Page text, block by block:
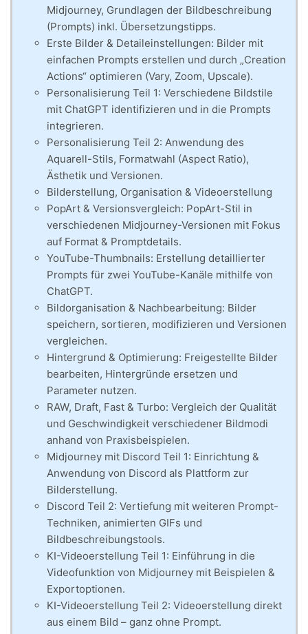
Midjourney, Grundlagen der Bildbeschreibung
(Prompts) inkl. Übersetzungstipps.
Erste Bilder & Detaileinstellungen: Bilder mit
einfachen Prompts erstellen und durch „Creation
Actions“ optimieren (Vary, Zoom, Upscale).
Personalisierung Teil 1: Verschiedene Bildstile
mit ChatGPT identifizieren und in die Prompts
integrieren.
Personalisierung Teil 2: Anwendung des
Aquarell-Stils, Formatwahl (Aspect Ratio),
Ästhetik und Versionen.
Bilderstellung, Organisation & Videoerstellung
PopArt & Versionsvergleich: PopArt-Stil in
verschiedenen Midjourney-Versionen mit Fokus
auf Format & Promptdetails.
YouTube-Thumbnails: Erstellung detaillierter
Prompts für zwei YouTube-Kanäle mithilfe von
ChatGPT.
Bildorganisation & Nachbearbeitung: Bilder
speichern, sortieren, modifizieren und Versionen
vergleichen.
Hintergrund & Optimierung: Freigestellte Bilder
bearbeiten, Hintergründe ersetzen und
Parameter nutzen.
RAW, Draft, Fast & Turbo: Vergleich der Qualität
und Geschwindigkeit verschiedener Bildmodi
anhand von Praxisbeispielen.
Midjourney mit Discord Teil 1: Einrichtung &
Anwendung von Discord als Plattform zur
Bilderstellung.
Discord Teil 2: Vertiefung mit weiteren Prompt-
Techniken, animierten GIFs und
Bildbeschreibungstools.
KI-Videoerstellung Teil 1: Einführung in die
Videofunktion von Midjourney mit Beispielen &
Exportoptionen.
KI-Videoerstellung Teil 2: Videoerstellung direkt
aus einem Bild – ganz ohne Prompt.